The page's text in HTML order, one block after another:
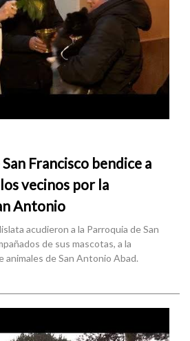
Francisco bendice a
vecinos por la
Antonio
acudieron a la Parroquia de San
de sus mascotas, a la
animales de San Antonio Abad.